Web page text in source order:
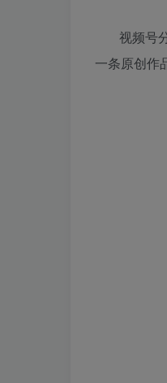
视频号
一条原创作